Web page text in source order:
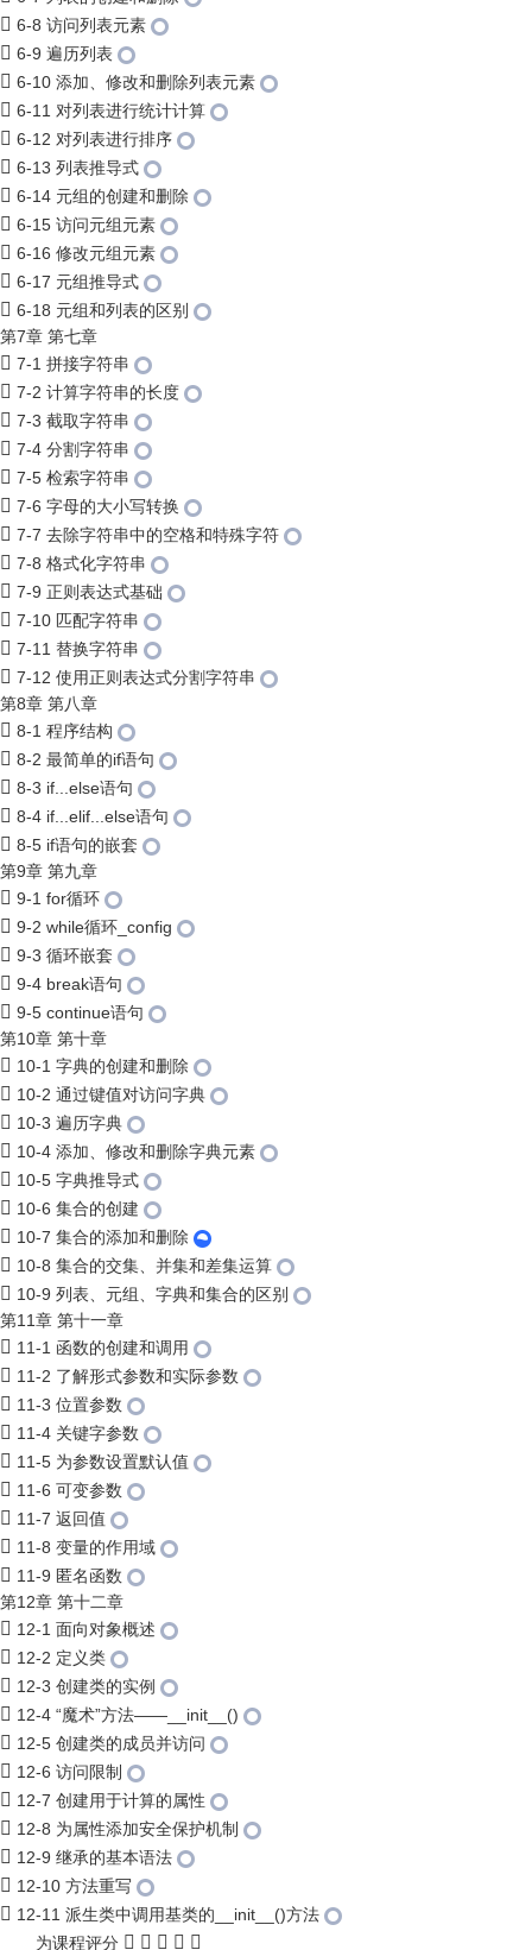
6-8 访问列表元素
6-9 遍历列表
6-10 添加、修改和删除列表元素
6-11 对列表进行统计计算
6-12 对列表进行排序
6-13 列表推导式
6-14 元组的创建和删除
6-15 访问元组元素
6-16 修改元组元素
6-17 元组推导式
6-18 元组和列表的区别
第7章 第七章
7-1 拼接字符串
7-2 计算字符串的长度
7-3 截取字符串
7-4 分割字符串
7-5 检索字符串
7-6 字母的大小写转换
7-7 去除字符串中的空格和特殊字符
7-8 格式化字符串
7-9 正则表达式基础
7-10 匹配字符串
7-11 替换字符串
7-12 使用正则表达式分割字符串
第8章 第八章
8-1 程序结构
8-2 最简单的if语句
8-3 if...else语句
8-4 if...elif...else语句
8-5 if语句的嵌套
第9章 第九章
9-1 for循环
9-2 while循环_config
9-3 循环嵌套
9-4 break语句
9-5 continue语句
第10章 第十章
10-1 字典的创建和删除
10-2 通过键值对访问字典
10-3 遍历字典
10-4 添加、修改和删除字典元素
10-5 字典推导式
10-6 集合的创建
10-7 集合的添加和删除
10-8 集合的交集、并集和差集运算
10-9 列表、元组、字典和集合的区别
第11章 第十一章
11-1 函数的创建和调用
11-2 了解形式参数和实际参数
11-3 位置参数
11-4 关键字参数
11-5 为参数设置默认值
11-6 可变参数
11-7 返回值
11-8 变量的作用域
11-9 匿名函数
第12章 第十二章
12-1 面向对象概述
12-2 定义类
12-3 创建类的实例
12-4 “魔术”方法——__init__()
12-5 创建类的成员并访问
12-6 访问限制
12-7 创建用于计算的属性
12-8 为属性添加安全保护机制
12-9 继承的基本语法
12-10 方法重写
12-11 派生类中调用基类的__init__()方法
为课程评分